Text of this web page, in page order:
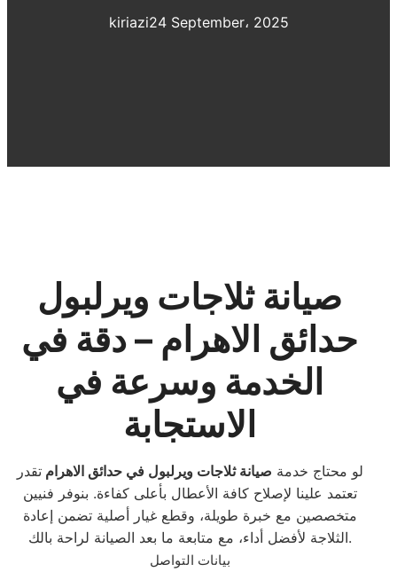
kiriazi24 September، 2025
صيانة ثلاجات ويرلبول
حدائق الاهرام – دقة في
الخدمة وسرعة في
الاستجابة
لو محتاج خدمة صيانة ثلاجات ويرلبول في حدائق الاهرامتقدر
تعتمد علينا لإصلاح كافة الأعطال بأعلى كفاءة. بنوفر فنيين
متخصصين مع خبرة طويلة، وقطع غيار أصلية تضمن إعادة
الثلاجة لأفضل أداء، مع متابعة ما بعد الصيانة لراحة بالك.
بيانات التواصل